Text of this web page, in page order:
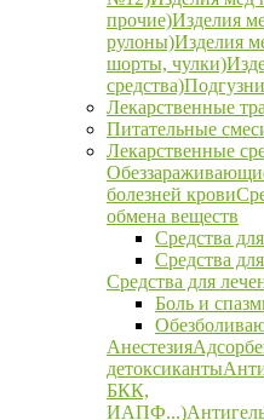
прочие)Изделия
рулоны)Изделия
шорты, чулки)
средства)
Лекарственные
Питательные
Лекарственные
болезней крови
обмена веществ
Средства
Средства
Средства для
Боль и
Анестезия
детоксиканты
БКК,
ИАПФ...)